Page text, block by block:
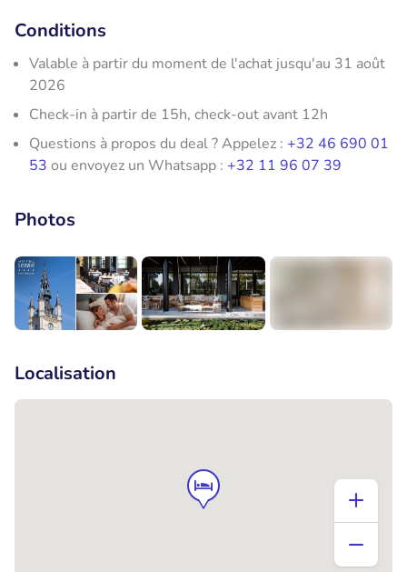
Conditions
Valable à partir du moment de l'achat jusqu'au 31 août
2026
Check-in à partir de 15h, check-out avant 12h
Questions à propos du deal ? Appelez : +32 46 690 01
53 ou envoyez un Whatsapp : +32 11 96 07 39
Photos
Localisation